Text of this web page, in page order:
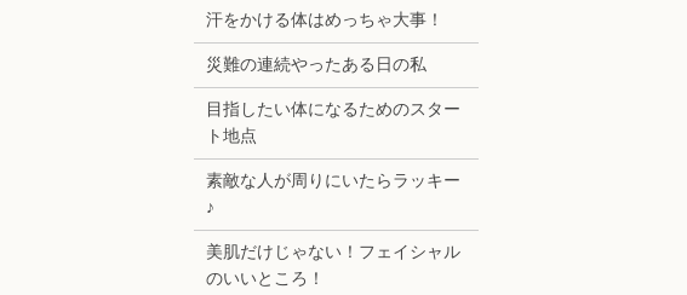
汗をかける体はめっちゃ大事！
災難の連続やったある日の私
目指したい体になるためのスター
ト地点
素敵な人が周りにいたらラッキー
♪
美肌だけじゃない！フェイシャル
のいいところ！